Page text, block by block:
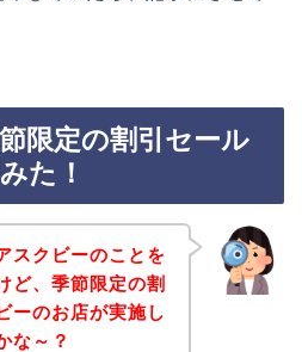
限定の割引セール
た！
スクビーのことを
ど、季節限定の割
ーのお店が実施し
な～？